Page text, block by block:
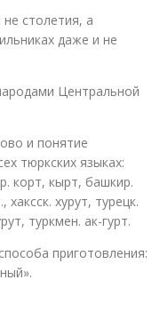
столетия, а
даже и не
Центральной
и понятие
тюркских языках:
корт, кырт, башкир.
хаксск. хурут, турецк.
туркмен. ак-гурт.
приготовления: